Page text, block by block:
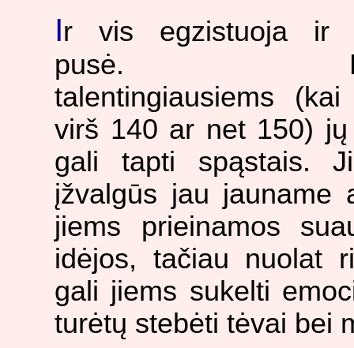
Ir vis egzistuoja ir
pusė.
talentingiausiems
virš 140 ar net 150) jų
gali tapti spąstais.
įžvalgūs jau jauname
jiems prieinamos
idėjos, tačiau nuolat
gali jiems sukelti
turėtų stebėti tėvai bei